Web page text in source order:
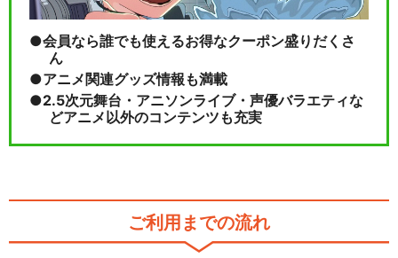
閉じる
会員なら誰でも使えるお得なクーポン盛りだくさ
ん
アニメ関連グッズ情報も満載
2.5次元舞台・アニソンライブ・声優バラエティな
どアニメ以外のコンテンツも充実
ご利用までの流れ